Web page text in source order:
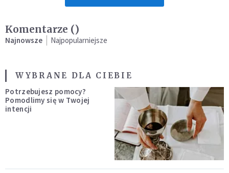
Komentarze ()
Najnowsze Najpopularniejsze
WYBRANE DLA CIEBIE
Potrzebujesz pomocy?
Pomodlimy się w Twojej
intencji